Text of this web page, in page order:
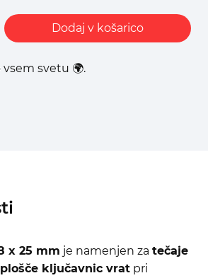
Dodaj v košarico
vsem svetu 🌍.
x 25 mm je namenjen za tečaje
ključavnic vrat pri